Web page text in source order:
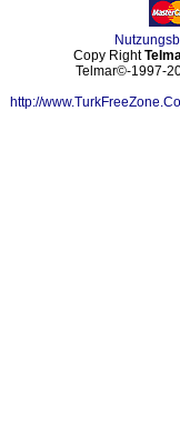
Copy Right
Telmar©-1997-
http://